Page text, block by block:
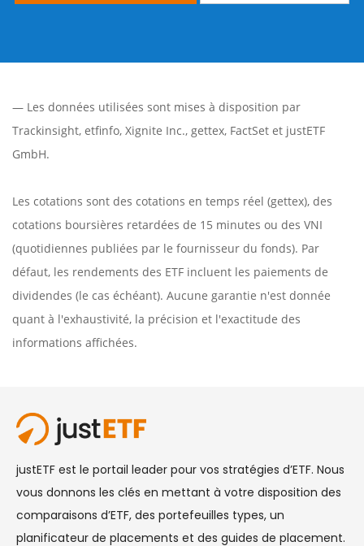
— Les données utilisées sont mises à disposition par
Trackinsight, etfinfo, Xignite Inc., gettex, FactSet et justETF
GmbH.
Les cotations sont des cotations en temps réel (gettex), des
cotations boursières retardées de 15 minutes ou des VNI
(quotidiennes publiées par le fournisseur du fonds). Par
défaut, les rendements des ETF incluent les paiements de
dividendes (le cas échéant). Aucune garantie n'est donnée
quant à l'exhaustivité, la précision et l'exactitude des
informations affichées.